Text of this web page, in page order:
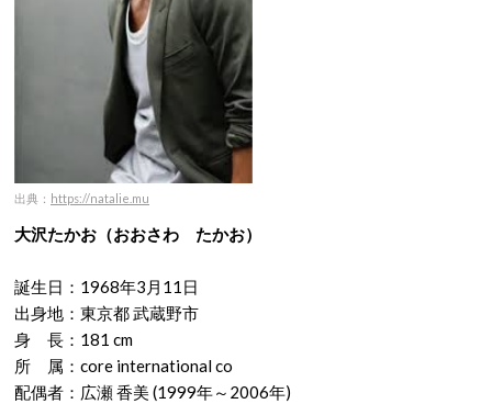
出典： https://natalie.mu
大沢たかお（おおさわ たかお）
誕生日：1968年3月11日
出身地：東京都 武蔵野市
身 長：181 cm
所 属：core international co
配偶者：広瀬 香美 (1999年～2006年)